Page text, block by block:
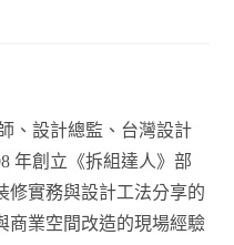
、設計總監、台灣設計
年創立《拆組達人》部
修實務與設計工法分享的
商業空間改造的現場經驗